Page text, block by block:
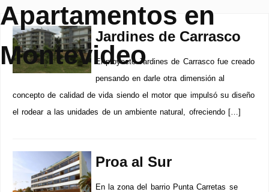
Apartamentos en
Montevideo
Jardines de Carrasco
El proyecto Jardines de Carrasco fue creado
pensando en darle otra dimensión al
concepto de calidad de vida siendo el motor que impulsó su diseño
el rodear a las unidades de un ambiente natural, ofreciendo […]
Proa al Sur
En la zona del barrio Punta Carretas se